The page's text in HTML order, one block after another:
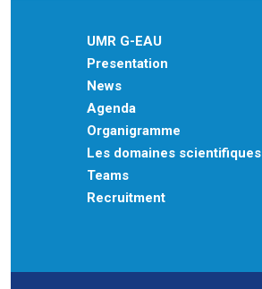
UMR G-EAU
Presentation
News
Agenda
Organigramme
Les domaines scientifiques
Teams
Recruitment